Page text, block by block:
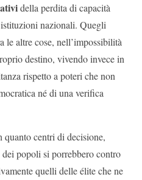
della perdita di capacità
nazionali. Quegli
le altre cose, nell’impossibilità
destino, vivendo invece in
rispetto a poteri che non
né di una verifica
centri di decisione,
popoli si porrebbero contro
quelli delle élite che ne